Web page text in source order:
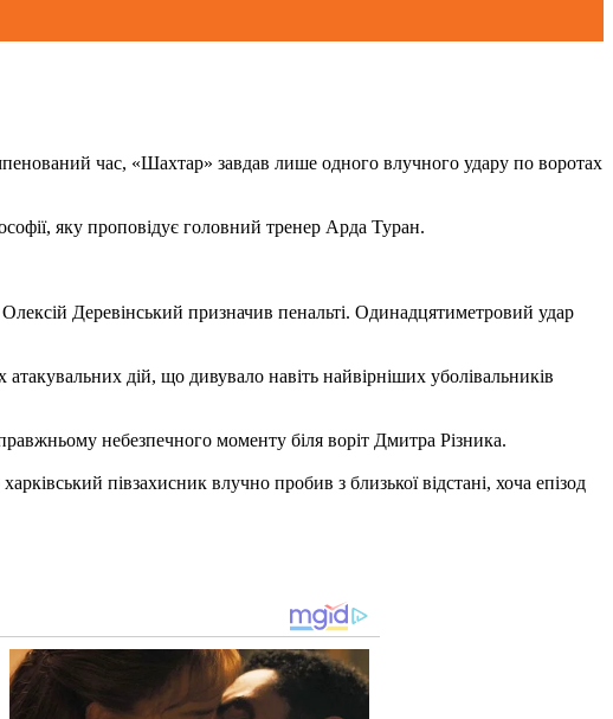
час, «Шахтар» завдав лише одного влучного удару по воротах
яку проповідує головний тренер Арда Туран.
Деревінський призначив пенальті. Одинадцятиметровий удар
дій, що дивувало навіть найвірніших уболівальників
небезпечного моменту біля воріт Дмитра Різника.
півзахисник влучно пробив з близької відстані, хоча епізод